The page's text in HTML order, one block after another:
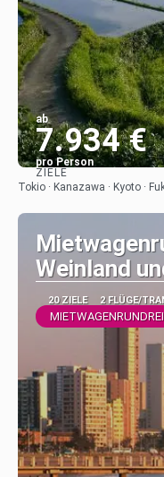
ab
7.934 €
pro Person
ZIELE
Tokio · Kanazawa · Kyoto ·
Weinland
20 ZIELE 2 FLÜGE/